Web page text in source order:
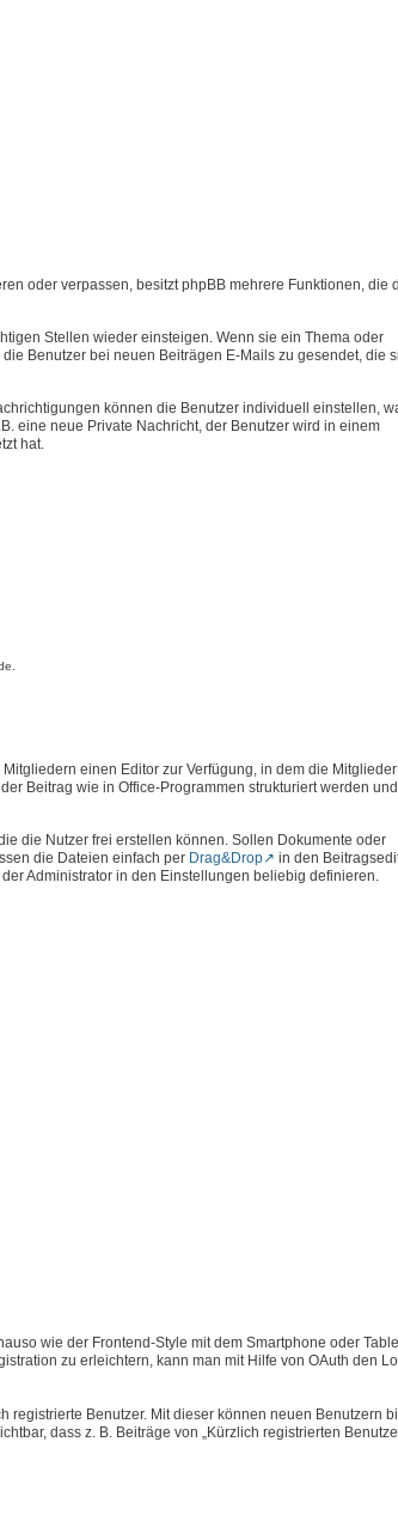
oder verpassen, besitzt phpBB mehrere Funktionen, die
Stellen wieder einsteigen. Wenn sie ein Thema oder
Benutzer bei neuen Beiträgen E-Mails zu gesendet, die
können die Benutzer individuell einstellen,
eine neue Private Nachricht, der Benutzer wird in einem
hat.
einen Editor zur Verfügung, in dem die Mitglieder
Beitrag wie in Office-Programmen strukturiert werden
die Nutzer frei erstellen können. Sollen Dokumente oder
die Dateien einfach per Drag&Drop
in den
Administrator in den Einstellungen beliebig definieren.
wie der Frontend-Style mit dem Smartphone oder
zu erleichtern, kann man mit Hilfe von OAuth den
registrierte Benutzer. Mit dieser können neuen Benutzern
dass z. B. Beiträge von „Kürzlich registrierten